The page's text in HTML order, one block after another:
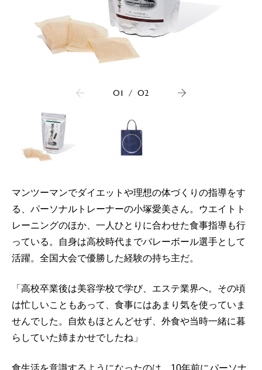
01 / 02
マンツーマンでダイエットや理想の体づくりの指導をす
る、パーソナルトレーナーの小塚愛美さん。ウエイトト
レーニングのほか、一人ひとりに合わせた食事指導も行
っている。自身は高校時代までバレーボール選手として
活躍。全国大会で優勝した経験の持ち主だ。
「高校卒業後は美容学校で学び、エステ業界へ。その頃
は忙しいこともあって、食事にはあまり気を使っていま
せんでした。自炊もほとんどせず、外食や当時一緒に暮
らしていた姉まかせでしたね」